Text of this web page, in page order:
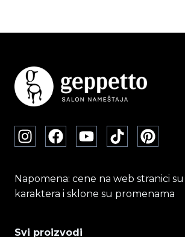
Napomena: cene na web stranici
karaktera i sklone su promenama
Svi proizvodi